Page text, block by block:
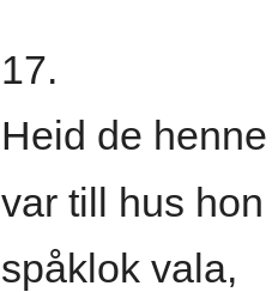
17.
Heid de
var till hus
spåklok vala,